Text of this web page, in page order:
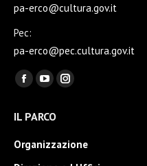
pa-erco@cultura.gov.it
Pec:
pa-erco@pec.cultura.gov.it
Ci puoi trovare su:
Facebook
opens
in
YouTube
opens
in
Instagram
in
IL PARCO
Organizzazione